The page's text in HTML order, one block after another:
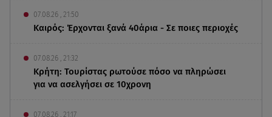
07.08.26 , 21:50
Καιρός: Έρχονται ξανά 40άρια - Σε ποιες περιοχές
07.08.26 , 21:32
Κρήτη: Τουρίστας ρωτούσε πόσο να πληρώσει
για να ασελγήσει σε 10χρονη
07.08.26 , 21:17